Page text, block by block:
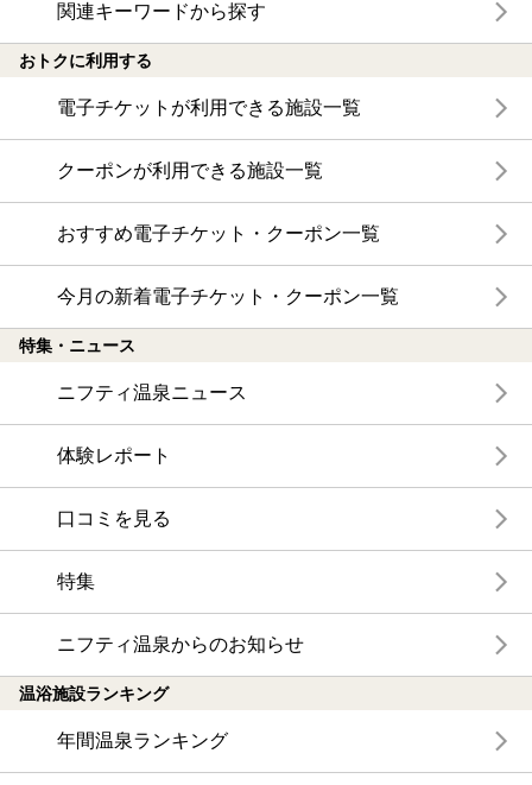
関連キーワードから探す
おトクに利用する
電子チケットが利用できる施設一覧
クーポンが利用できる施設一覧
おすすめ電子チケット・クーポン一覧
今月の新着電子チケット・クーポン一覧
特集・ニュース
ニフティ温泉ニュース
体験レポート
口コミを見る
特集
ニフティ温泉からのお知らせ
温浴施設ランキング
年間温泉ランキング